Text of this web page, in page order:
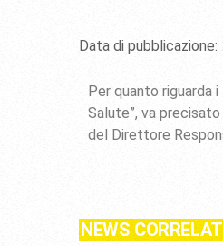
Data di pubblicazione:
Per quanto riguarda
Salute”, va
del Direttore
NEWS